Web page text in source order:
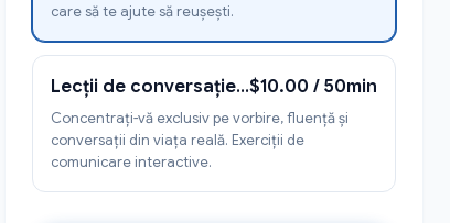
care să te ajute să reușești.
Lecții de conversație și vorbire în viața de zi cu zi$10.00 / 50min
Concentrați-vă exclusiv pe vorbire, fluență și
conversații din viața reală. Exerciții de
comunicare interactive.